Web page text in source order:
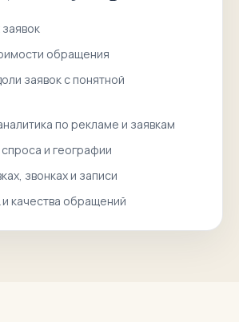
обращения
заявок с понятной
по рекламе и заявкам
и географии
звонках и записи
и качества обращений